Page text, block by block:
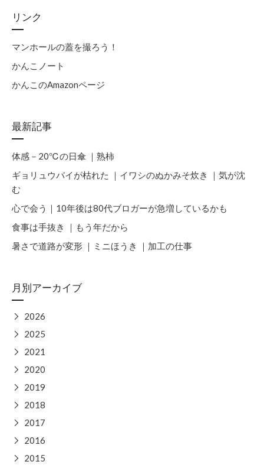
リンク
マンホールの蓋を撮ろう！
かんこノート
かんこのAmazonページ
最新記事
体感－20℃の日傘 ｜熟柿
ギョリュウバイが枯れた ｜イワシのぬかみそ炊き ｜気が沈
む
心で会う｜10年後は80代ブロガーが急増しているかも
食事は手抜き ｜もう年だから
暑さで道路が変形 ｜ミニほうき ｜加工の仕事
月別アーカイブ
▶ 2026
▶ 2025
▶ 2021
▶ 2020
▶ 2019
▶ 2018
▶ 2017
▶ 2016
▶ 2015